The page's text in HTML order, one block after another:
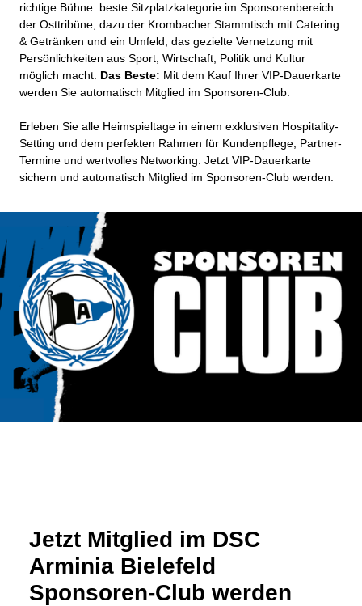
richtige Bühne: beste Sitzplatzkategorie im Sponsorenbereich
der Osttribüne, dazu der Krombacher Stammtisch mit Catering
& Getränken und ein Umfeld, das gezielte Vernetzung mit
Persönlichkeiten aus Sport, Wirtschaft, Politik und Kultur
möglich macht. Das Beste: Mit dem Kauf Ihrer VIP-Dauerkarte
werden Sie automatisch Mitglied im Sponsoren-Club.
Erleben Sie alle Heimspieltage in einem exklusiven Hospitality-
Setting und dem perfekten Rahmen für Kundenpflege, Partner-
Termine und wertvolles Networking. Jetzt VIP-Dauerkarte
sichern und automatisch Mitglied im Sponsoren-Club werden.
Jetzt Mitglied im DSC
Arminia Bielefeld
Sponsoren-Club werden